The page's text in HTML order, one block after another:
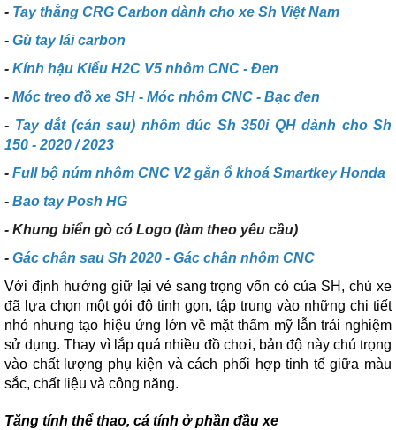
- Tay thắng CRG Carbon dành cho xe Sh Việt Nam
- Gù tay lái carbon
- Kính hậu Kiểu H2C V5 nhôm CNC - Đen
- Móc treo đồ xe SH - Móc nhôm CNC - Bạc đen
- Tay dắt (cản sau) nhôm đúc Sh 350i QH dành cho Sh
150 - 2020 / 2023
- Full bộ núm nhôm CNC V2 gắn ổ khoá Smartkey Honda
- Bao tay Posh HG
- Khung biển gò có Logo (làm theo yêu cầu)
- Gác chân sau Sh 2020 - Gác chân nhôm CNC
Với định hướng giữ lại vẻ sang trọng vốn có của SH, chủ xe
đã lựa chọn một gói độ tinh gọn, tập trung vào những chi tiết
nhỏ nhưng tạo hiệu ứng lớn về mặt thẩm mỹ lẫn trải nghiệm
sử dụng. Thay vì lắp quá nhiều đồ chơi, bản độ này chú trọng
vào chất lượng phụ kiện và cách phối hợp tinh tế giữa màu
sắc, chất liệu và công năng.
Tăng tính thể thao, cá tính ở phần đầu xe